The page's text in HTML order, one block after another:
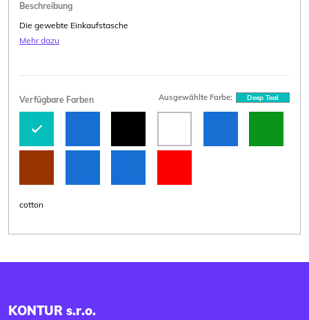
Beschreibung
Die gewebte Einkaufstasche
Mehr dazu
Verfügbare Farben Ausgewählte Farbe: Deep Teal
cotton
KONTUR s.r.o.